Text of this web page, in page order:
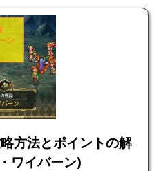
方法とポイントの解
ワイバーン)